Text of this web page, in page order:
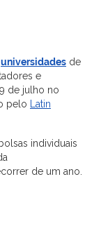
universidades de
e
de julho no
pelo Latin
individuais
de um ano.